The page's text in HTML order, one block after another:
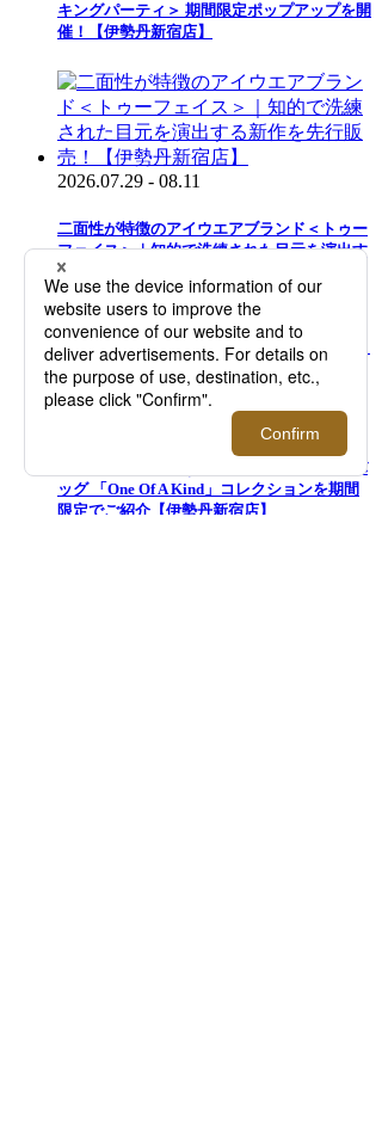
キングパーティ＞ 期間限定ポップアップを開
催！【伊勢丹新宿店】
2026.07.29 - 08.11
二面性が特徴のアイウエアブランド＜トゥー
フェイス＞｜知的で洗練された目元を演出す
る新作を先行販売！【伊勢丹新宿店】
＜モロー・パリ＞｜マーカージュペイントバ
ッグ 「One Of A Kind」コレクションを期間
限定でご紹介【伊勢丹新宿店】